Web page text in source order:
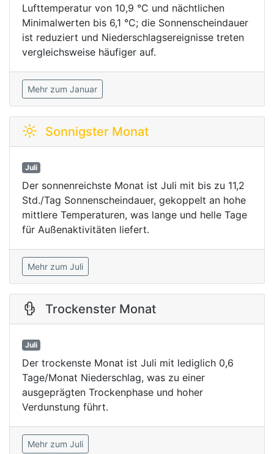
Lufttemperatur von 10,9 °C und nächtlichen
Minimalwerten bis 6,1 °C; die Sonnenscheindauer
ist reduziert und Niederschlagsereignisse treten
vergleichsweise häufiger auf.
Mehr zum Januar
Sonnigster Monat
Juli
Der sonnenreichste Monat ist Juli mit bis zu 11,2
Std./Tag Sonnenscheindauer, gekoppelt an hohe
mittlere Temperaturen, was lange und helle Tage
für Außenaktivitäten liefert.
Mehr zum Juli
Trockenster Monat
Juli
Der trockenste Monat ist Juli mit lediglich 0,6
Tage/Monat Niederschlag, was zu einer
ausgeprägten Trockenphase und hoher
Verdunstung führt.
Mehr zum Juli